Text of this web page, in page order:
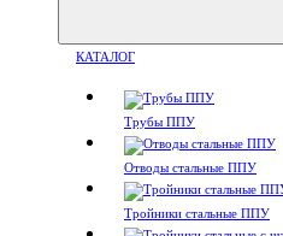
КАТАЛОГ
Трубы ППУ
Отводы стальные ППУ
Тройники стальные ППУ